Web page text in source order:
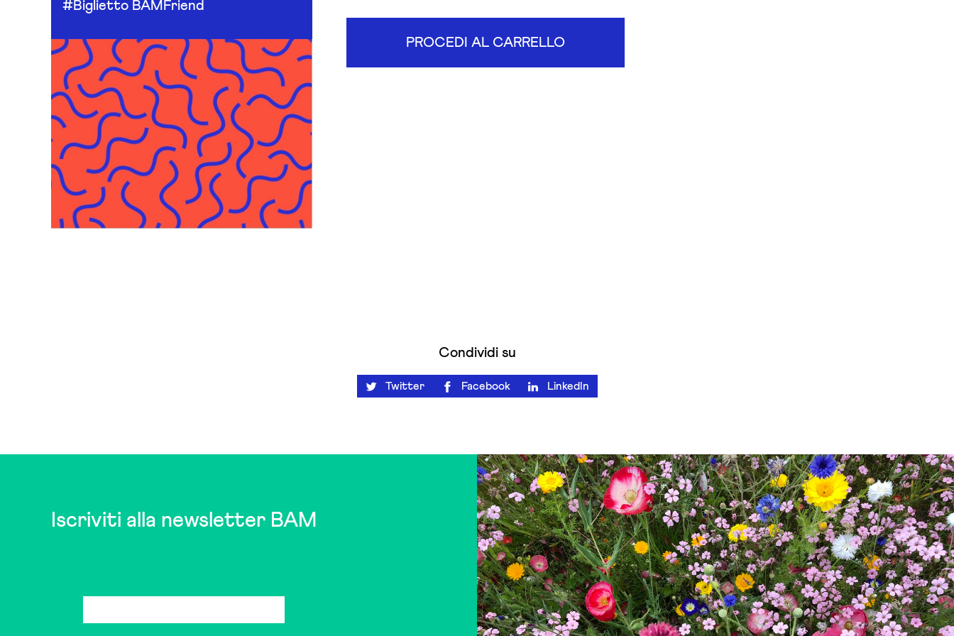
#Biglietto BAMFriend
PROCEDI AL CARRELLO
Condividi su
Twitter Facebook LinkedIn
Iscriviti alla newsletter BAM